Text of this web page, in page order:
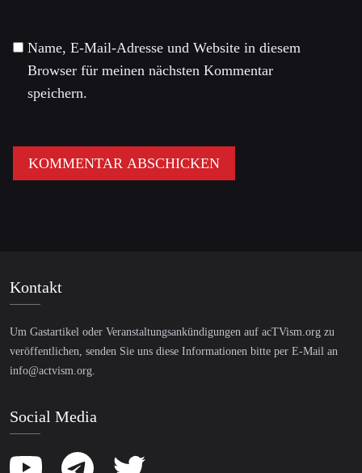
Name, E-Mail-Adresse und Website in diesem
Browser für meinen nächsten Kommentar
speichern.
Kontakt
Um Gastartikel oder Veranstaltungsankündigungen auf acTVism.org zu
veröffentlichen, senden Sie uns diese Informationen bitte per E-Mail an
info@actvism.org.
Social Media